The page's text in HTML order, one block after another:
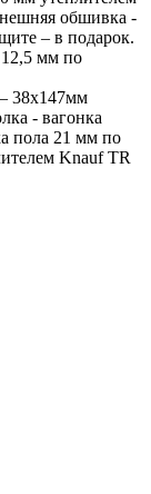
обшивка -
– в подарок.
12,5 мм по
38х147мм
- вагонка
пола 21 мм по
Knauf TR